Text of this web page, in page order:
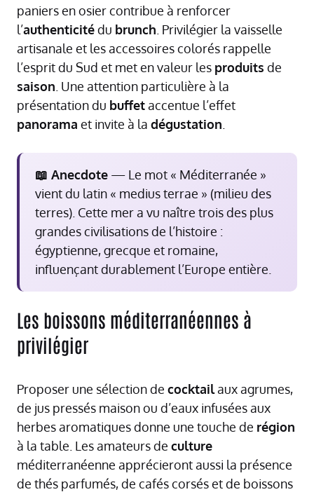
paniers en osier contribue à renforcer
l’authenticitédu brunch . Privilégier la vaisselle
artisanale et les accessoires colorés rappelle
l’esprit du Sud et met en valeur les produits de
saison . Une attention particulière à la
présentation du buffetaccentue l’effet
panorama et invite à la dégustation
📖 Anecdote — Le mot « Méditerranée »
vient du latin « medius terrae » (milieu des
terres). Cette mer a vu naître trois des plus
grandes civilisations de l’histoire :
égyptienne, grecque et romaine,
influençant durablement l’Europe entière.
Les boissons méditerranéennes à
privilégier
Proposer une sélection de cocktailaux agrumes,
de jus pressés maison ou d’eaux infusées aux
herbes aromatiques donne une touche de région
à la table. Les amateurs de culture
méditerranéenne apprécieront aussi la présence
de thés parfumés, de cafés corsés et de boissons